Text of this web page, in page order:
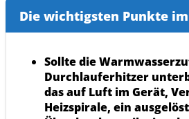
Die wichtigsten Punkte
Sollte die
Durchlauferhitzer
das auf Luft im Gerät,
Heizspirale, ein